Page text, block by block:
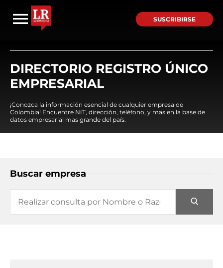
SUSCRIBIRSE
DIRECTORIO REGISTRO ÚNICO
EMPRESARIAL
¡Conozca la información esencial de cualquier empresa de
Colombia! Encuentre NIT, dirección, teléfono, y mas en la base de
datos empresarial mas grande del país.
Buscar empresa